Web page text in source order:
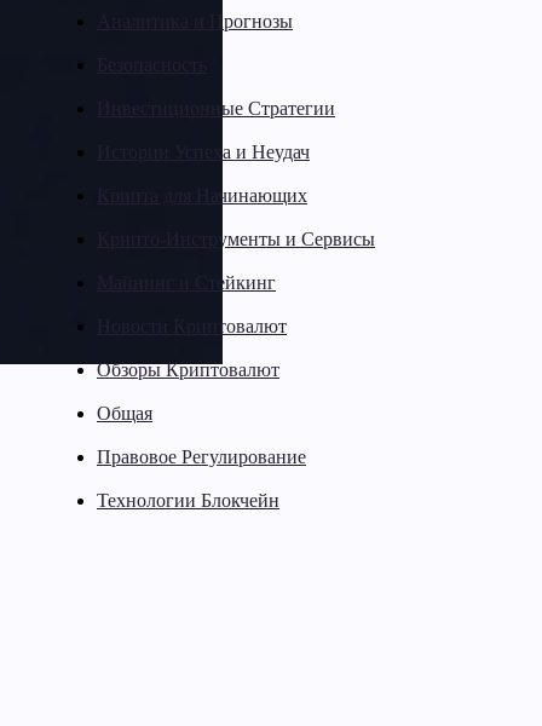
Аналитика и Прогнозы
Инвестиционные Стратегии
Истории Успеха и Неудач
Крипта для Начинающих
Крипто-Инструменты и Сервисы
Майнинг и Стейкинг
Новости Криптовалют
Обзоры Криптовалют
Общая
Правовое Регулирование
Технологии Блокчейн